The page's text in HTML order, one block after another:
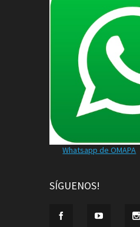
Whatsapp de OMAPA
SÍGUENOS!